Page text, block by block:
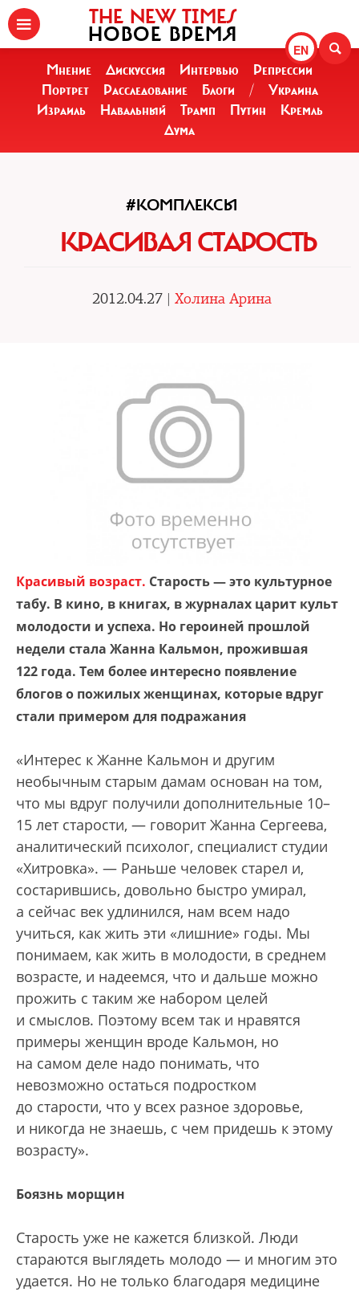
EN
THE NEW TIMES
НОВОЕ ВРЕМЯ
Мнение Дискуссия Интервью
Репрессии
Портрет
Расследование Блоги /
Украина
Израиль
Навальный Трамп Путин
Кремль
Дума
#КОМПЛЕКСЫ
КРАСИВАЯ СТАРОСТЬ
2012.04.27 | Холина Арина
Красивый возраст. Старость — это культурное
табу. В кино, в книгах, в журналах царит культ
молодости и успеха. Но героиней прошлой
недели стала Жанна Кальмон, прожившая
122 года. Тем более интересно появление
блогов о пожилых женщинах, которые вдруг
стали примером для подражания
«Интерес к Жанне Кальмон и другим
необычным старым дамам основан на том,
что мы вдруг получили дополнительные 10–
15 лет старости, — говорит Жанна Сергеева,
аналитический психолог, специалист студии
«Хитровка». — Раньше человек старел и,
состарившись, довольно быстро умирал,
а сейчас век удлинился, нам всем надо
учиться, как жить эти «лишние» годы. Мы
понимаем, как жить в молодости, в среднем
возрасте, и надеемся, что и дальше можно
прожить с таким же набором целей
и смыслов. Поэтому всем так и нравятся
примеры женщин вроде Кальмон, но
на самом деле надо понимать, что
невозможно остаться подростком
до старости, что у всех разное здоровье,
и никогда не знаешь, с чем придешь к этому
возрасту».
Боязнь морщин
Старость уже не кажется близкой. Люди
стараются выглядеть молодо — и многим это
удается. Но не только благодаря медицине